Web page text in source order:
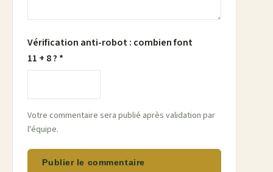
Vérification anti-robot : combien font
11 + 8 ? *
Votre commentaire sera publié après validation par
l'équipe.
Publier le commentaire